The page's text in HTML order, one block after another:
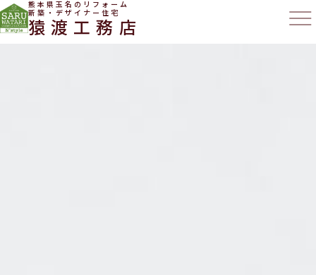
熊本県玉名のリフォーム
新築・デザイナー住宅
猿渡工務店